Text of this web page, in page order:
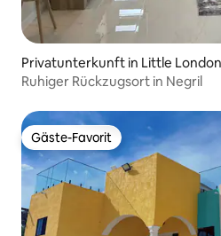
Privatunterkunft in Little London
Ruhiger Rückzugsort in Negril
Gäste-Favorit
Gäste-Favorit